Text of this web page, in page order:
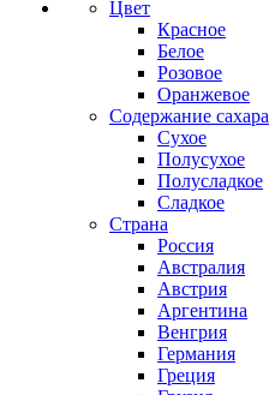
Цвет
Красное
Белое
Розовое
Оранжевое
Содержание сахара
Сухое
Полусухое
Полусладкое
Сладкое
Страна
Россия
Австралия
Австрия
Аргентина
Венгрия
Германия
Греция